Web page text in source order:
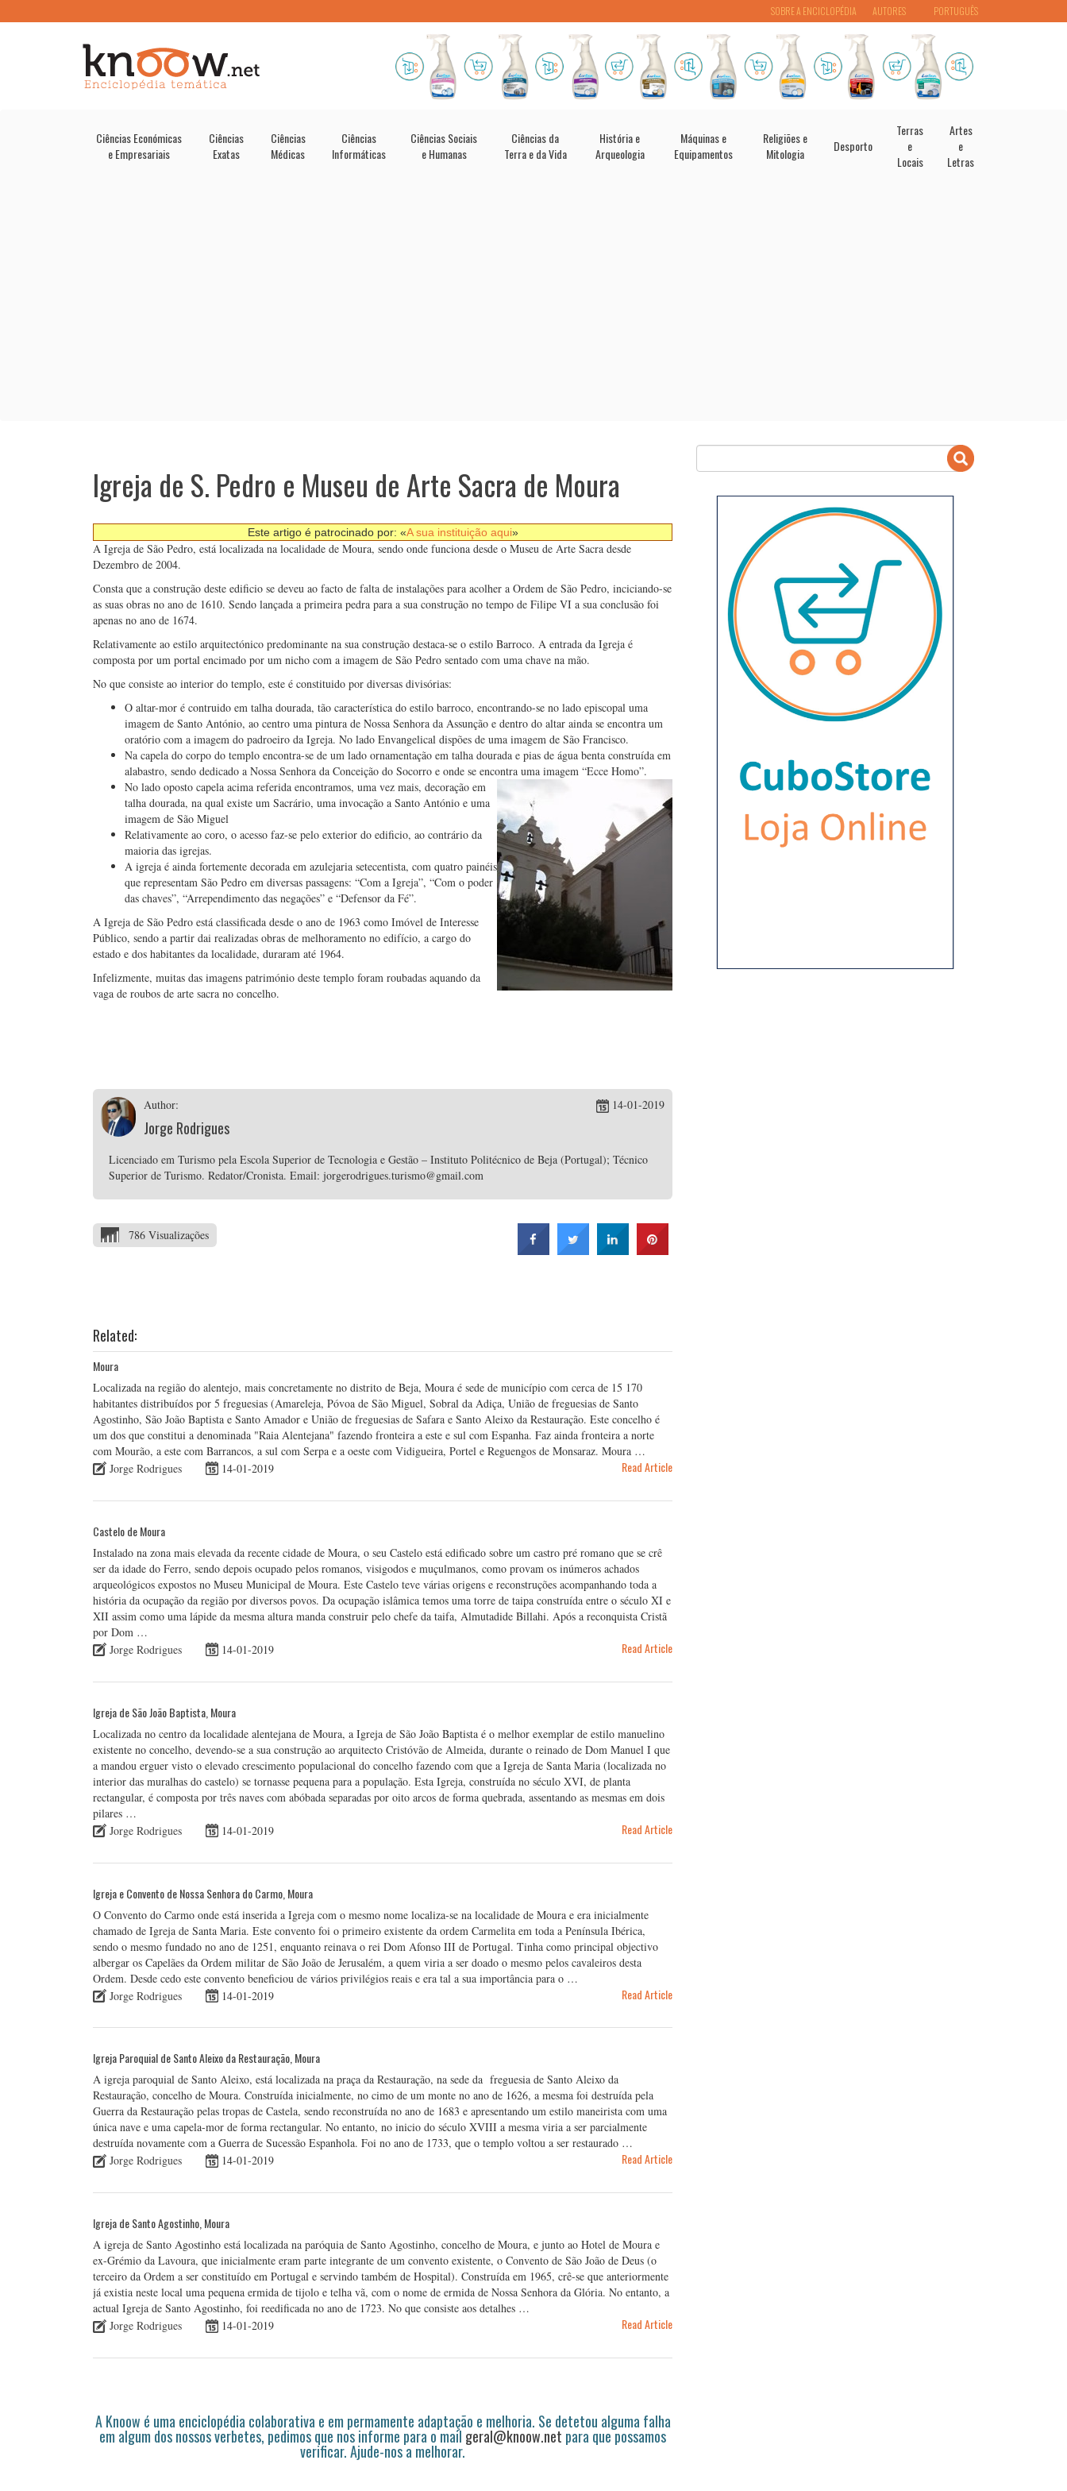
PORTUGUÊS
SOBRE A ENCICLOPÉDIA AUTORES
Ciências Económicas
e Empresariais
Ciências
Exatas
Ciências
Médicas
Ciências
Informáticas
Ciências Sociais
e Humanas
Ciências da
Terra e da Vida
História e
Arqueologia
Máquinas e
Equipamentos
Religiões e
Mitologia
Desporto
Terras
e
Locais
Artes
e
Letras
Igreja de S. Pedro e Museu de Arte Sacra de Moura
Este artigo é patrocinado por: «A sua instituição aqui»
A Igreja de São Pedro, está localizada na localidade de Moura, sendo onde funciona desde o Museu de Arte Sacra desde
Dezembro de 2004.
Consta que a construção deste edificio se deveu ao facto de falta de instalações para acolher a Ordem de São Pedro, inciciando-se
as suas obras no ano de 1610. Sendo lançada a primeira pedra para a sua construção no tempo de Filipe VI a sua conclusão foi
apenas no ano de 1674.
Relativamente ao estilo arquitectónico predominante na sua construção destaca-se o estilo Barroco. A entrada da Igreja é
composta por um portal encimado por um nicho com a imagem de São Pedro sentado com uma chave na mão.
No que consiste ao interior do templo, este é constituido por diversas divisórias:
O altar-mor é contruido em talha dourada, tão característica do estilo barroco, encontrando-se no lado episcopal uma
imagem de Santo António, ao centro uma pintura de Nossa Senhora da Assunção e dentro do altar ainda se encontra um
oratório com a imagem do padroeiro da Igreja. No lado Envangelical dispões de uma imagem de São Francisco.
Na capela do corpo do templo encontra-se de um lado ornamentação em talha dourada e pias de água benta construída em
alabastro, sendo dedicado a Nossa Senhora da Conceição do Socorro e onde se encontra uma imagem “Ecce Homo”.
No lado oposto capela acima referida encontramos, uma vez mais, decoração em
talha dourada, na qual existe um Sacrário, uma invocação a Santo António e uma
imagem de São Miguel
Relativamente ao coro, o acesso faz-se pelo exterior do edificio, ao contrário da
maioria das igrejas.
A igreja é ainda fortemente decorada em azulejaria setecentista, com quatro painéis
que representam São Pedro em diversas passagens: “Com a Igreja”, “Com o poder
das chaves”, “Arrependimento das negações” e “Defensor da Fé”.
A Igreja de São Pedro está classificada desde o ano de 1963 como Imóvel de Interesse
Público, sendo a partir dai realizadas obras de melhoramento no edifício, a cargo do
estado e dos habitantes da localidade, duraram até 1964.
Infelizmente, muitas das imagens património deste templo foram roubadas aquando da
vaga de roubos de arte sacra no concelho.
Author:
Jorge Rodrigues
14-01-2019
Licenciado em Turismo pela Escola Superior de Tecnologia e Gestão – Instituto Politécnico de Beja (Portugal); Técnico
Superior de Turismo. Redator/Cronista. Email: jorgerodrigues.turismo@gmail.com
786 Visualizações
Related:
Moura
Localizada na região do alentejo, mais concretamente no distrito de Beja, Moura é sede de município com cerca de 15 170
habitantes distribuídos por 5 freguesias (Amareleja, Póvoa de São Miguel, Sobral da Adiça, União de freguesias de Santo
Agostinho, São João Baptista e Santo Amador e União de freguesias de Safara e Santo Aleixo da Restauração. Este concelho é
um dos que constitui a denominada "Raia Alentejana" fazendo fronteira a este e sul com Espanha. Faz ainda fronteira a norte
com Mourão, a este com Barrancos, a sul com Serpa e a oeste com Vidigueira, Portel e Reguengos de Monsaraz. Moura …
Jorge Rodrigues
14-01-2019 Read Article
Castelo de Moura
Instalado na zona mais elevada da recente cidade de Moura, o seu Castelo está edificado sobre um castro pré romano que se crê
ser da idade do Ferro, sendo depois ocupado pelos romanos, visigodos e muçulmanos, como provam os inúmeros achados
arqueológicos expostos no Museu Municipal de Moura. Este Castelo teve várias origens e reconstruções acompanhando toda a
história da ocupação da região por diversos povos. Da ocupação islâmica temos uma torre de taipa construída entre o século XI e
XII assim como uma lápide da mesma altura manda construir pelo chefe da taifa, Almutadide Billahi. Após a reconquista Cristã
por Dom …
Jorge Rodrigues
14-01-2019 Read Article
Igreja de São João Baptista, Moura
Localizada no centro da localidade alentejana de Moura, a Igreja de São João Baptista é o melhor exemplar de estilo manuelino
existente no concelho, devendo-se a sua construção ao arquitecto Cristóvão de Almeida, durante o reinado de Dom Manuel I que
a mandou erguer visto o elevado crescimento populacional do concelho fazendo com que a Igreja de Santa Maria (localizada no
interior das muralhas do castelo) se tornasse pequena para a população. Esta Igreja, construída no século XVI, de planta
rectangular, é composta por três naves com abóbada separadas por oito arcos de forma quebrada, assentando as mesmas em dois
pilares …
Jorge Rodrigues
14-01-2019 Read Article
Igreja e Convento de Nossa Senhora do Carmo, Moura
O Convento do Carmo onde está inserida a Igreja com o mesmo nome localiza-se na localidade de Moura e era inicialmente
chamado de Igreja de Santa Maria. Este convento foi o primeiro existente da ordem Carmelita em toda a Península Ibérica,
sendo o mesmo fundado no ano de 1251, enquanto reinava o rei Dom Afonso III de Portugal. Tinha como principal objectivo
albergar os Capelães da Ordem militar de São João de Jerusalém, a quem viria a ser doado o mesmo pelos cavaleiros desta
Ordem. Desde cedo este convento beneficiou de vários privilégios reais e era tal a sua importância para o …
Jorge Rodrigues
14-01-2019 Read Article
Igreja Paroquial de Santo Aleixo da Restauração, Moura
A igreja paroquial de Santo Aleixo, está localizada na praça da Restauração, na sede da freguesia de Santo Aleixo da
Restauração, concelho de Moura. Construída inicialmente, no cimo de um monte no ano de 1626, a mesma foi destruída pela
Guerra da Restauração pelas tropas de Castela, sendo reconstruída no ano de 1683 e apresentando um estilo maneirista com uma
única nave e uma capela-mor de forma rectangular. No entanto, no inicio do século XVIII a mesma viria a ser parcialmente
destruída novamente com a Guerra de Sucessão Espanhola. Foi no ano de 1733, que o templo voltou a ser restaurado …
Jorge Rodrigues
14-01-2019 Read Article
Igreja de Santo Agostinho, Moura
A igreja de Santo Agostinho está localizada na paróquia de Santo Agostinho, concelho de Moura, e junto ao Hotel de Moura e
ex-Grémio da Lavoura, que inicialmente eram parte integrante de um convento existente, o Convento de São João de Deus (o
terceiro da Ordem a ser constituído em Portugal e servindo também de Hospital). Construída em 1965, crê-se que anteriormente
já existia neste local uma pequena ermida de tijolo e telha vã, com o nome de ermida de Nossa Senhora da Glória. No entanto, a
actual Igreja de Santo Agostinho, foi reedificada no ano de 1723. No que consiste aos detalhes …
Jorge Rodrigues
14-01-2019 Read Article
A Knoow é uma enciclopédia colaborativa e em permamente adaptação e melhoria. Se detetou alguma falha
em algum dos nossos verbetes, pedimos que nos informe para o mail geral@knoow.net para que possamos
verificar. Ajude-nos a melhorar.